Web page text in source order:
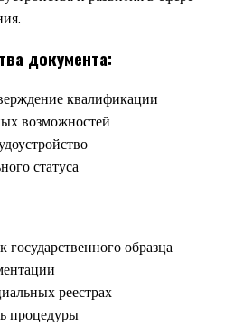
документа:
квалификации
возможностей
статуса
образца
реестрах
процедуры